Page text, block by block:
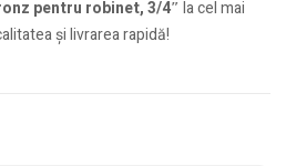
pentru robinet, 3/4″ la cel mai
și livrarea rapidă!